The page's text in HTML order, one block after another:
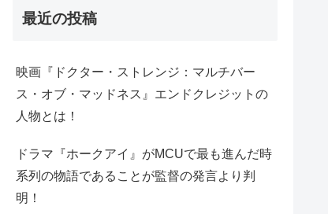
最近の投稿
映画『ドクター・ストレンジ：マルチバー
ス・オブ・マッドネス』エンドクレジットの
人物とは！
ドラマ『ホークアイ』がMCUで最も進んだ時
系列の物語であることが監督の発言より判
明！